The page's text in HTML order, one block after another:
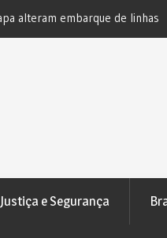
fica preso às ferragens após
Alagoinhas e Pedrão
Justiça e Segurança